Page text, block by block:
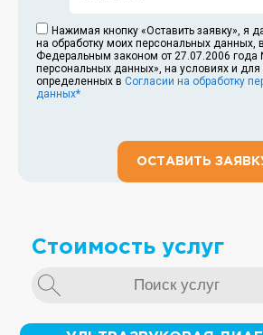
Нажимая кнопку «Оставить заявку», я
на обработку моих персональных данных,
Федеральным законом от 27.07.2006
персональных данных», на условиях и для
определенных вСогласии на обработку
данных*
ОСТАВИТЬ
Стоимость услуг